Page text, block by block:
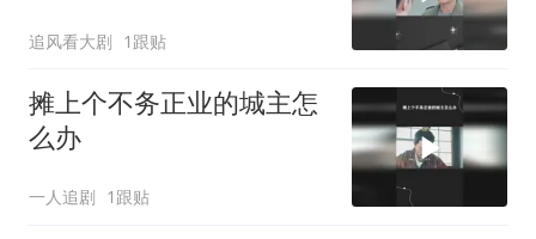
追风看大剧 1跟贴
摊上个不务正业的城主怎
么办
一人追剧 1跟贴